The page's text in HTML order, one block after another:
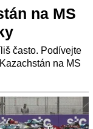
na MS
často. Podívejte
na MS